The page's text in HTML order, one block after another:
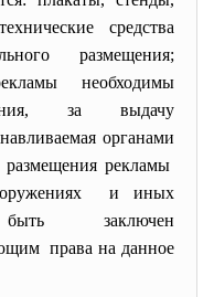
средства
размещения;
необходимы
за выдачу
органами
размещения рекламы
и иных
заключен
права на данное